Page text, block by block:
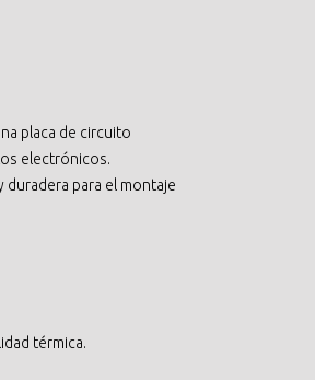
placa de circuito
electrónicos.
duradera para el montaje
térmica.